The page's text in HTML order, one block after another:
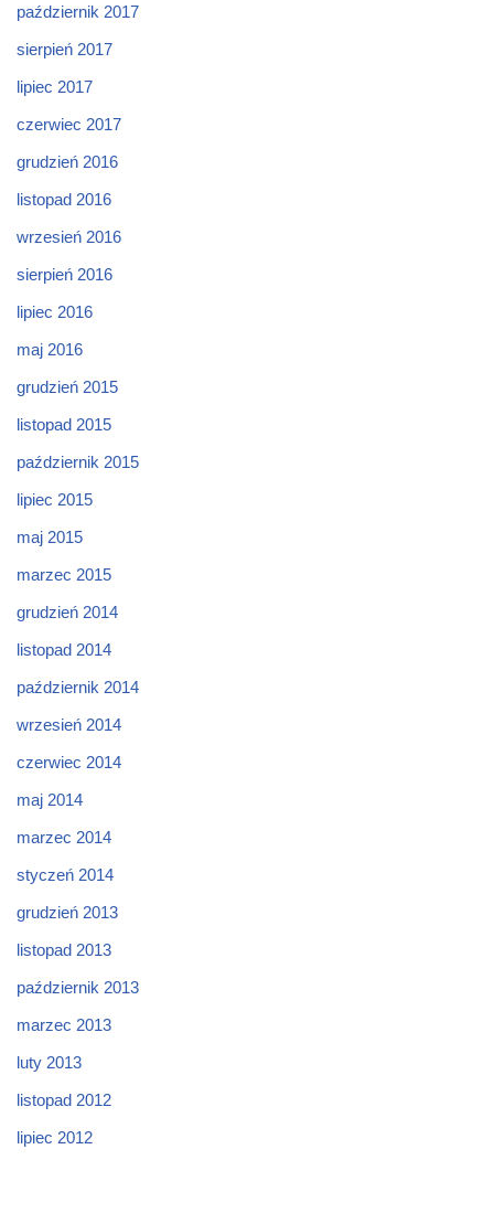
październik 2017
sierpień 2017
lipiec 2017
czerwiec 2017
grudzień 2016
listopad 2016
wrzesień 2016
sierpień 2016
lipiec 2016
maj 2016
grudzień 2015
listopad 2015
październik 2015
lipiec 2015
maj 2015
marzec 2015
grudzień 2014
listopad 2014
październik 2014
wrzesień 2014
czerwiec 2014
maj 2014
marzec 2014
styczeń 2014
grudzień 2013
listopad 2013
październik 2013
marzec 2013
luty 2013
listopad 2012
lipiec 2012